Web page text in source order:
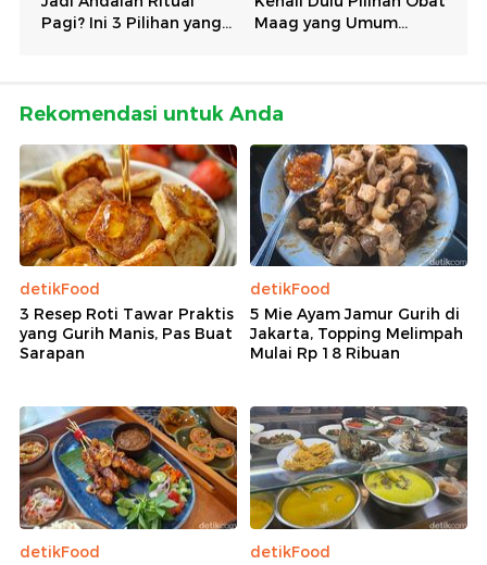
Rekomendasi untuk Anda
detikFood
3 Resep Roti Tawar Praktis
yang Gurih Manis, Pas Buat
Sarapan
detikFood
5 Mie Ayam Jamur Gurih di
Jakarta, Topping Melimpah
Mulai Rp 18 Ribuan
detikFood
detikFood